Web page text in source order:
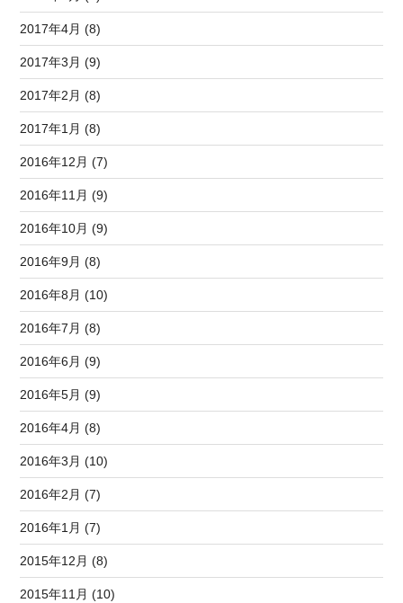
2017年4月 (8)
2017年3月 (9)
2017年2月 (8)
2017年1月 (8)
2016年12月 (7)
2016年11月 (9)
2016年10月 (9)
2016年9月 (8)
2016年8月 (10)
2016年7月 (8)
2016年6月 (9)
2016年5月 (9)
2016年4月 (8)
2016年3月 (10)
2016年2月 (7)
2016年1月 (7)
2015年12月 (8)
2015年11月 (10)